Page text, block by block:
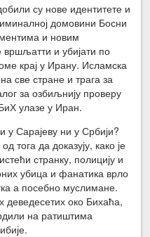
су нове идентитете и
домовини Босни
и новим
и убијати по
крај у Ирану. Исламска
све стране и трага за
за озбиљнију проверу
улазе у Иран.
Сарајеву ни у Србији?
тога да доказују, како је
странку, полицију и
убица и фанатика врло
а посебно муслимане.
деведесетих око Бихаћа,
на ратиштима